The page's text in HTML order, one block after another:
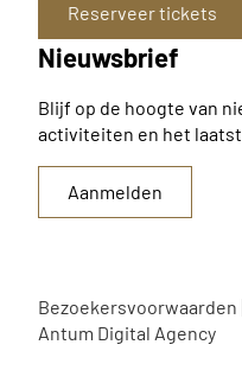
Reserveer tickets
Nieuwsbrief
Blijf op de hoogte van
activiteiten en het
Aanmelden
Bezoekersvoorwaarden
Antum Digital Agency